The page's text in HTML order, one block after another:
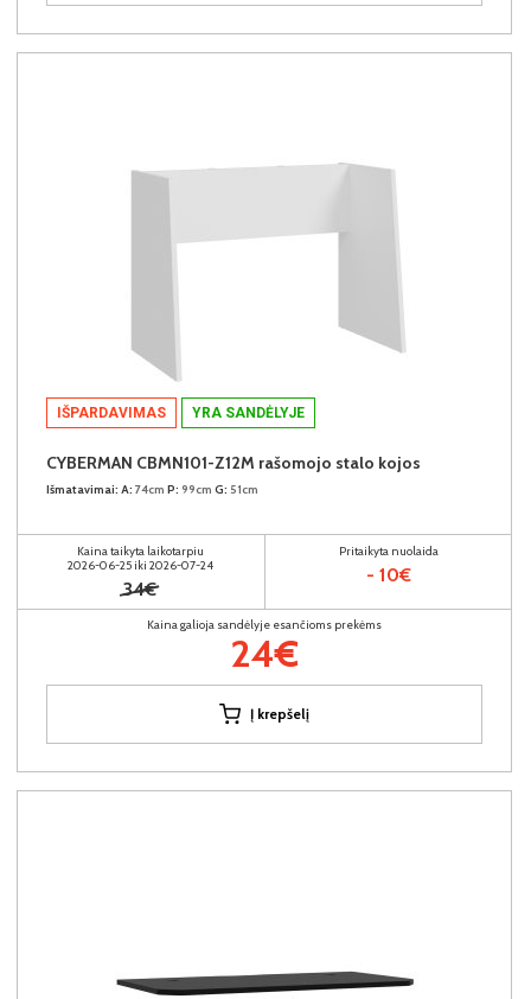
IŠPARDAVIMAS YRA SANDĖLYJE
CYBERMAN CBMN101-Z12M rašomojo stalo kojos
Išmatavimai: A: 74cm P: 99cm G: 51cm
Kaina taikyta laikotarpiu
2026-06-25 iki 2026-07-24
34€
Pritaikyta nuolaida
- 10€
Kaina galioja sandėlyje esančioms prekėms
24€
Į krepšelį